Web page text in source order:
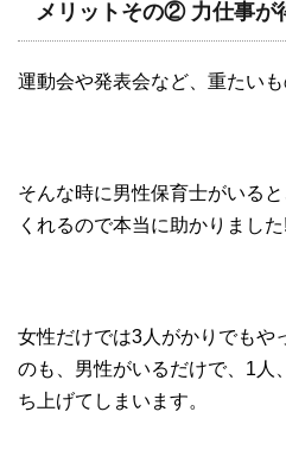
メリットその② 力仕事が
運動会や発表会など、重たい
そんな時に男性保育士がいる
くれるので本当に助かりました!
女性だけでは3人がかりでもや
のも、男性がいるだけで、1人
ち上げてしまいます。